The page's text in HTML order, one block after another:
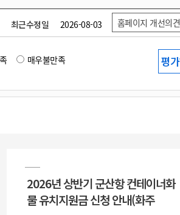
최근수정일 2026-08-03 홈페이지 개선의견
매우불만족
2026년 상반기 군산항 컨테이너화
물 유치지원금 신청 안내(화주